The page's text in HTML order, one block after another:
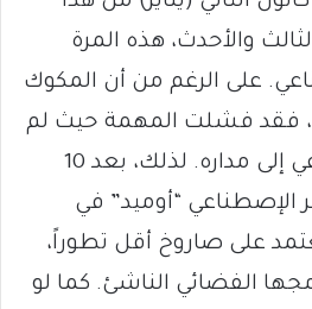
والأحدث، هذه المرة
على الرغم من أن المكوك
فقد فشلت المهمة حيث لم
يصل القمر الإصطناعي إلى مداره. لذلك، بعد 10
“أوميد” في
تعتمد على صاروخ أقل تطوراً،
الفضائي الناشئ. كما لو